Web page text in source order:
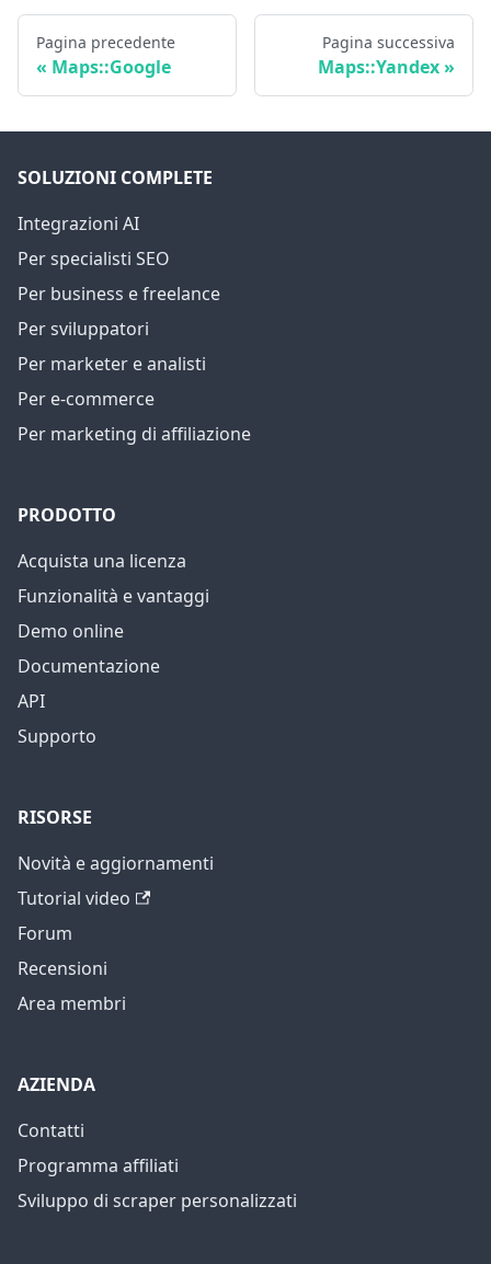
Pagina precedente
Maps::Google
Pagina successiva
Maps::Yandex
SOLUZIONI COMPLETE
Integrazioni AI
Per specialisti SEO
Per business e freelance
Per sviluppatori
Per marketer e analisti
Per e-commerce
Per marketing di affiliazione
PRODOTTO
Acquista una licenza
Funzionalità e vantaggi
Demo online
Documentazione
API
Supporto
RISORSE
Novità e aggiornamenti
Tutorial video
Forum
Recensioni
Area membri
AZIENDA
Contatti
Programma affiliati
Sviluppo di scraper personalizzati